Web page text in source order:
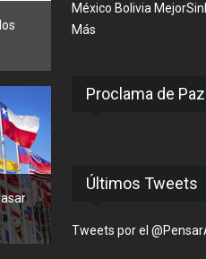
México Bolivia
Más
Proclama de Paz
Últimos Tweets
Tweets por el